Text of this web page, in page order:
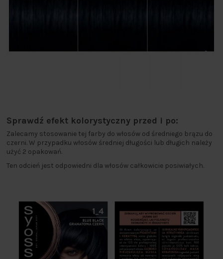
Sprawdź efekt kolorystyczny przed i po:
Zalecamy stosowanie tej farby do włosów od średniego brązu do
czerni. W przypadku włosów średniej długości lub długich należy
użyć 2 opakowań.
Ten odcień jest odpowiedni dla włosów całkowicie posiwiałych.